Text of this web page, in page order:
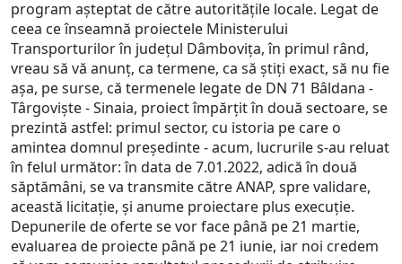
program așteptat de către autoritățile locale. Legat de
ceea ce înseamnă proiectele Ministerului
Transporturilor în județul Dâmbovița, în primul rând,
vreau să vă anunț, ca termene, ca să știți exact, să nu fie
așa, pe surse, că termenele legate de DN 71 Bâldana -
Târgoviște - Sinaia, proiect împărțit în două sectoare, se
prezintă astfel: primul sector, cu istoria pe care o
amintea domnul președinte - acum, lucrurile s-au reluat
în felul următor: în data de 7.01.2022, adică în două
săptămâni, se va transmite către ANAP, spre validare,
această licitație, și anume proiectare plus execuție.
Depunerile de oferte se vor face până pe 21 martie,
evaluarea de proiecte până pe 21 iunie, iar noi credem